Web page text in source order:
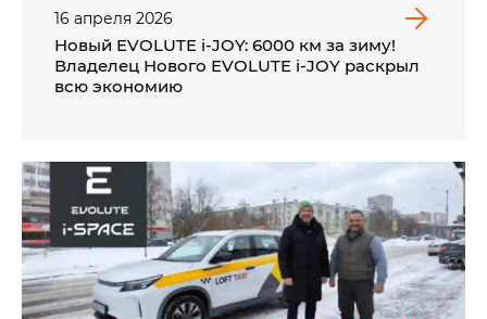
16 апреля 2026
Новый EVOLUTE i‑JOY: 6000 км за зиму!
Владелец Нового EVOLUTE i‑JOY раскрыл
всю экономию